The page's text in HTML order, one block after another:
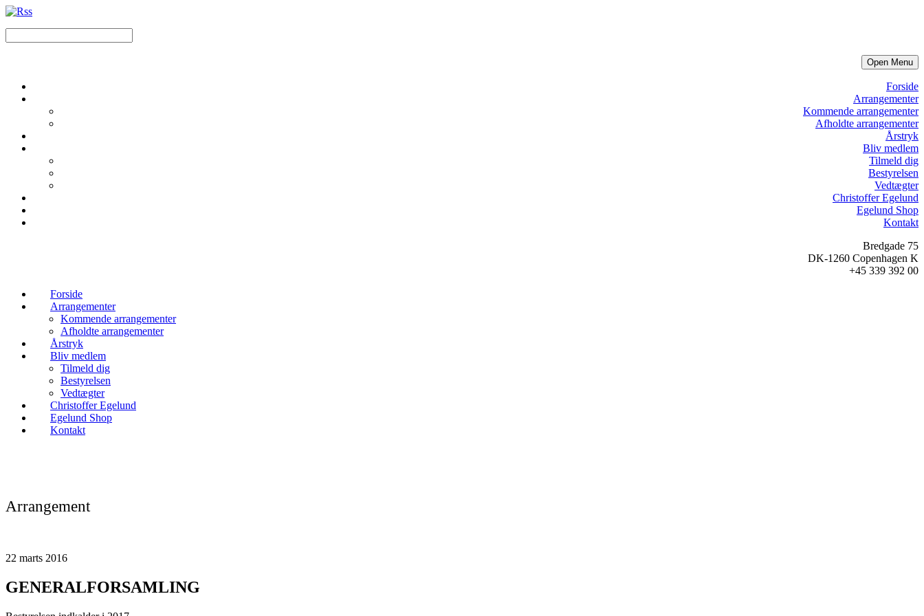
Open Menu
Forside
Arrangementer
Kommende arrangementer
Afholdte arrangementer
Årstryk
Bliv medlem
Tilmeld dig
Bestyrelsen
Vedtægter
Christoffer Egelund
Egelund Shop
Kontakt
Bredgade 75
DK-1260 Copenhagen K
+45 339 392 00
Forside
Arrangementer
Kommende arrangementer
Afholdte arrangementer
Årstryk
Bliv medlem
Tilmeld dig
Bestyrelsen
Vedtægter
Christoffer Egelund
Egelund Shop
Kontakt
Arrangement
22 marts 2016
GENERALFORSAMLING